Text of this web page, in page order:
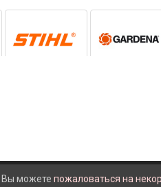
Вы можете пожаловаться на